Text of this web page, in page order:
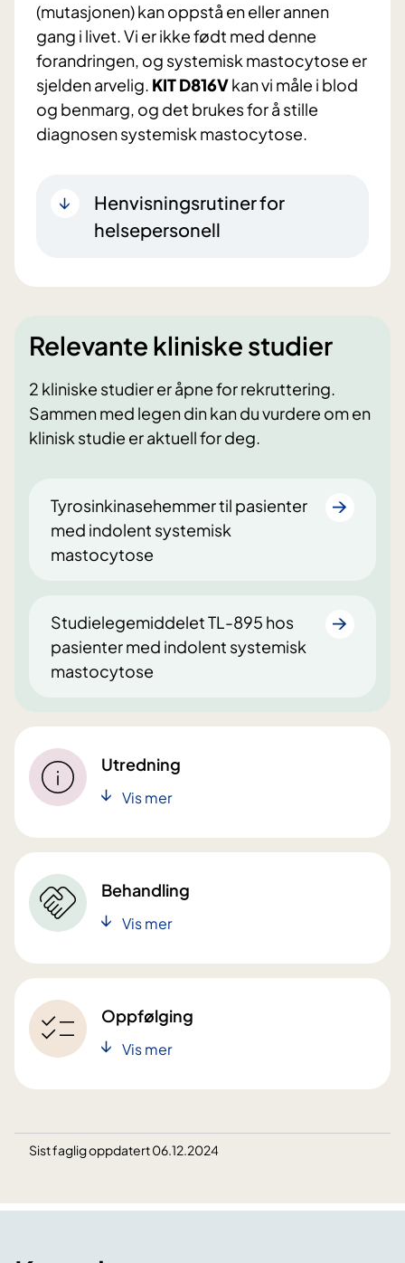
(mutasjonen) kan oppstå en eller annen
gang i livet. Vi er ikke født med denne
forandringen, og systemisk mastocytose er
sjelden arvelig. KIT D816Vkan vi måle i blod
og benmarg, og det brukes for å stille
diagnosen systemisk mastocytose.
Henvisningsrutiner for
helsepersonell
Relevante kliniske studier
2 kliniske studier er åpne for rekruttering.
Sammen med legen din kan du vurdere om en
klinisk studie er aktuell for deg.
Tyrosinkinasehemmer til pasienter
med indolent systemisk
mastocytose
Studielegemiddelet TL-895 hos
pasienter med indolent systemisk
mastocytose
Utredning
Vis mer
Behandling
Vis mer
Oppfølging
Vis mer
Sist faglig oppdatert 06.12.2024